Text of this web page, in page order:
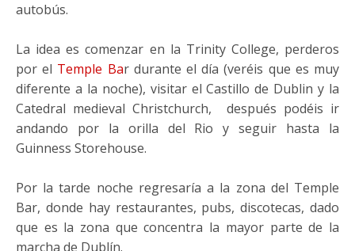
autobús.
La idea es comenzar en la Trinity College, perderos
por el Temple Bar durante el día (veréis que es muy
diferente a la noche), visitar el Castillo de Dublin y la
Catedral medieval Christchurch, después podéis ir
andando por la orilla del Rio y seguir hasta la
Guinness Storehouse.
Por la tarde noche regresaría a la zona del Temple
Bar, donde hay restaurantes, pubs, discotecas, dado
que es la zona que concentra la mayor parte de la
marcha de Dublín.